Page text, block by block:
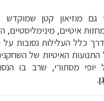
גם מוזיאון קטן שמוקדש
איטיים, מינימליסטיים,
כלל העלילות נסובות על
האיטיות של
יופי מסתורי, שרב בו
.